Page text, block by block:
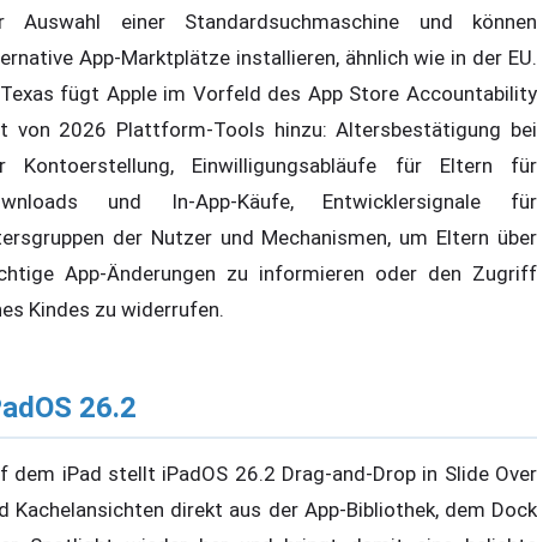
Auswahl einer Standardsuchmaschine und können
App-Marktplätze installieren, ähnlich wie in der EU.
fügt Apple im Vorfeld des App Store Accountability
von 2026 Plattform-Tools hinzu: Altersbestätigung bei
Kontoerstellung, Einwilligungsabläufe für Eltern für
und In-App-Käufe, Entwicklersignale für
der Nutzer und Mechanismen, um Eltern über
App-Änderungen zu informieren oder den Zugriff
Kindes zu widerrufen.
26.2
dem iPad stellt iPadOS 26.2 Drag-and-Drop in Slide Over
Kachelansichten direkt aus der App-Bibliothek, dem Dock